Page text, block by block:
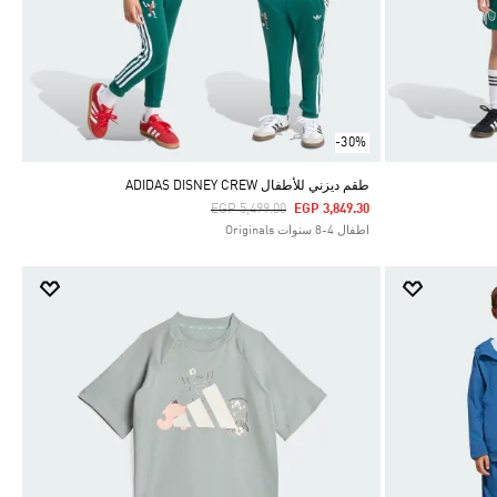
-30%
طقم ديزني للأطفال ADIDAS DISNEY CREW
Price Reduced From
EGP 5,499.00ToEGP 3,849.30
اطفال 4-8 سنوات Originals